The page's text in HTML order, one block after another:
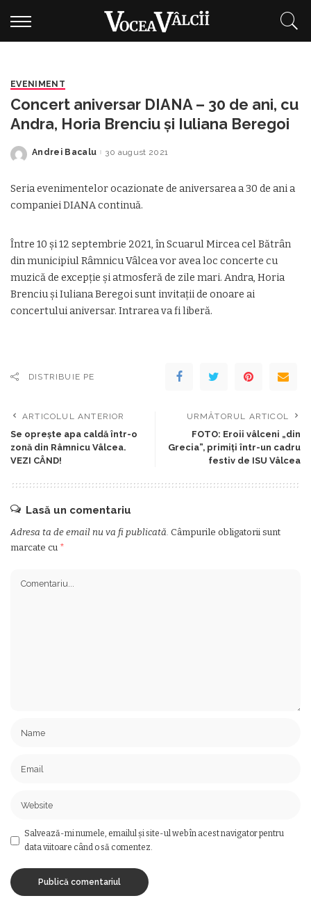
EVENIMENT
Concert aniversar DIANA – 30 de ani, cu
Andra, Horia Brenciu și Iuliana Beregoi
Posted
Andrei Bacalu 30 august 2021
Seria evenimentelor ocazionate de aniversarea a 30 de ani a
companiei DIANA continuă.
Între 10 și 12 septembrie 2021, în Scuarul Mircea cel Bătrân
din municipiul Râmnicu Vâlcea vor avea loc concerte cu
muzică de excepție și atmosferă de zile mari. Andra, Horia
Brenciu și Iuliana Beregoi sunt invitații de onoare ai
concertului aniversar. Intrarea va fi liberă.
DISTRIBUIE PE
ARTICOLUL ANTERIOR
Se oprește apa caldă într-o
zonă din Râmnicu Vâlcea.
VEZI CÂND!
URMĂTORUL ARTICOL
FOTO: Eroii vâlceni „din
Grecia”, primiți într-un cadru
festiv de ISU Vâlcea
Lasă un comentariu
Adresa ta de email nu va fi publicată. Câmpurile obligatorii sunt
marcate cu *
Salvează-mi numele, emailul și site-ul web în acest navigator pentru
data viitoare când o să comentez.